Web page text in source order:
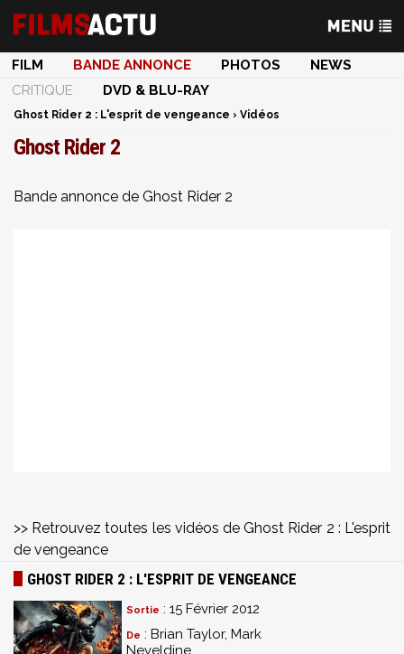
FILM BANDE ANNONCE PHOTOS
NEWS
CRITIQUE
DVD & BLU-RAY
Ghost Rider 2 : L'esprit de vengeance › Vidéos
Ghost Rider 2
Bande annonce de Ghost Rider 2
>> Retrouvez toutes les vidéos de Ghost Rider 2 : L'esprit
de vengeance
GHOST RIDER 2 : L'ESPRIT DE VENGEANCE
Sortie : 15 Février 2012
De : Brian Taylor, Mark
Neveldine